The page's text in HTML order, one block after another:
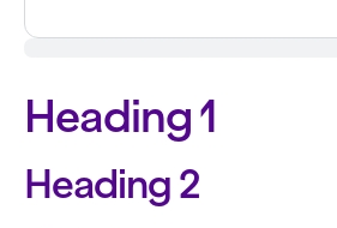
Heading 1
Heading 2